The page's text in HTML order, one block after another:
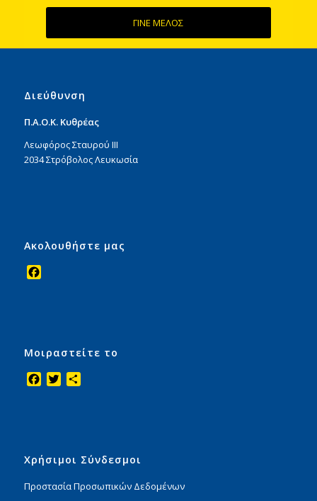
ΓΙΝΕ ΜΕΛΟΣ
Διεύθυνση
Π.Α.Ο.Κ. Κυθρέας
Λεωφόρος Σταυρού ΙΙΙ
2034 Στρόβολος Λευκωσία
Ακολουθήστε μας
Μοιραστείτε το
Facebook
Twitter
Χρήσιμοι Σύνδεσμοι
Προστασία Προσωπικών Δεδομένων